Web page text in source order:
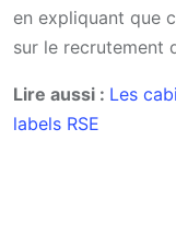
en expliquant que
sur le recrutement
Lire aussi : Les
labels RSE